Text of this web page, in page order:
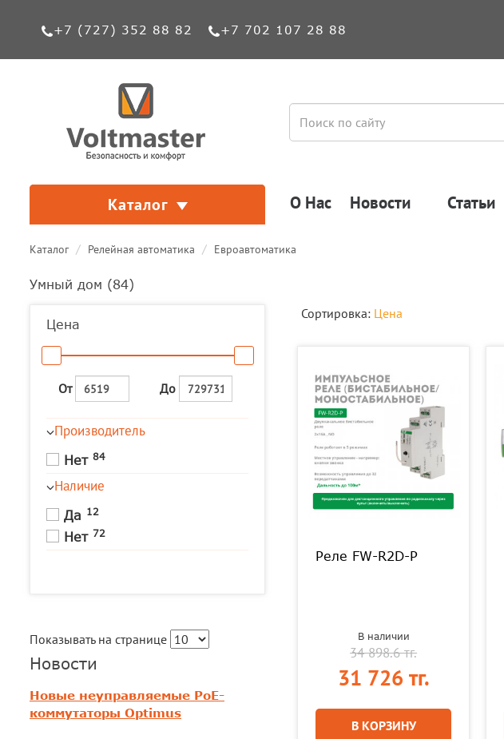
+7 (727) 352 88 82 +7 702 107 28 88
Каталог О Нас Новости Статьи
Каталог Релейная автоматика Евроавтоматика
Умный дом (84)
Цена
От До
Производитель
Нет 84
Наличие
Да 12
Нет 72
Показывать на странице
Новости
Новые неуправляемые PoE-
коммутаторы Optimus
Сортировка: Цена
Реле FW-R2D-P
В наличии
34 898.6 тг.
31 726 тг.
В КОРЗИНУ